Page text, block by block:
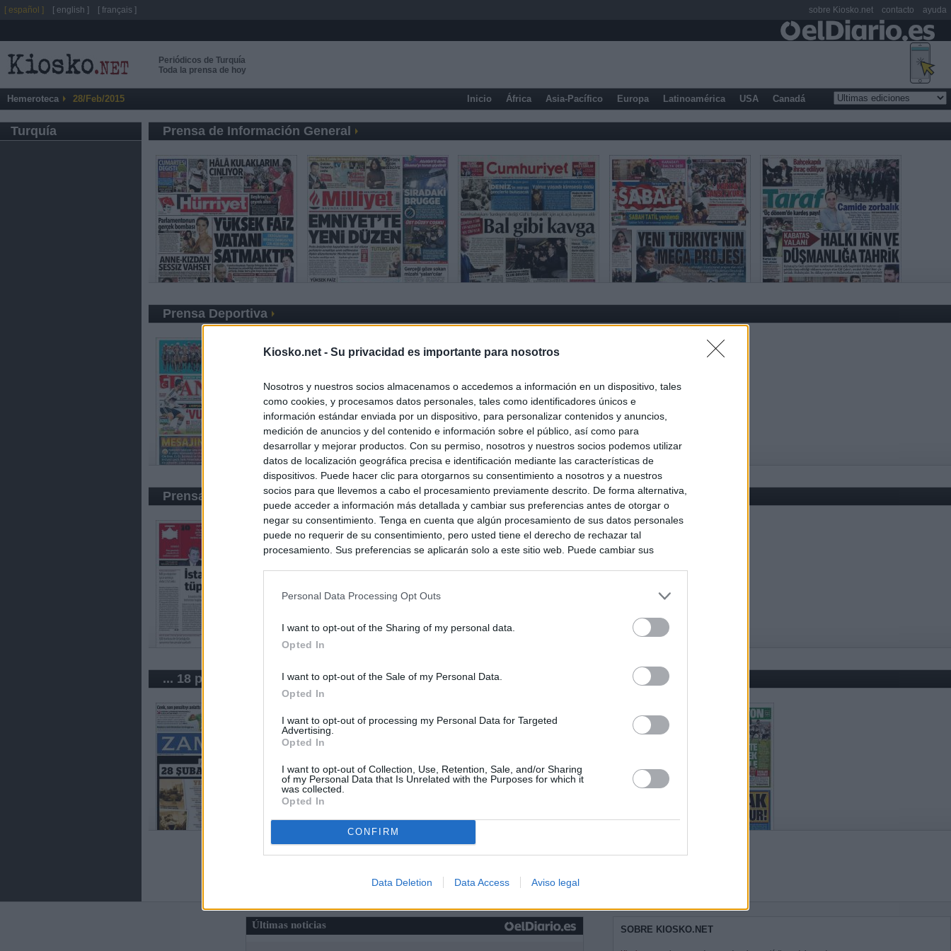
Kiosko.net - Su privacidad es importante para nosotros
Nosotros y nuestros socios almacenamos o accedemos a información en un dispositivo, tales
como cookies, y procesamos datos personales, tales como identificadores únicos e
información estándar enviada por un dispositivo, para personalizar contenidos y anuncios,
medición de anuncios y del contenido e información sobre el público, así como para
desarrollar y mejorar productos. Con su permiso, nosotros y nuestros socios podemos utilizar
datos de localización geográfica precisa e identificación mediante las características de
dispositivos. Puede hacer clic para otorgarnos su consentimiento a nosotros y a nuestros
socios para que llevemos a cabo el procesamiento previamente descrito. De forma alternativa,
puede acceder a información más detallada y cambiar sus preferencias antes de otorgar o
negar su consentimiento. Tenga en cuenta que algún procesamiento de sus datos personales
puede no requerir de su consentimiento, pero usted tiene el derecho de rechazar tal
procesamiento. Sus preferencias se aplicarán solo a este sitio web. Puede cambiar sus
Personal Data Processing Opt Outs
I want to opt-out of the Sharing of my personal data.
Opted In
I want to opt-out of the Sale of my Personal Data.
Opted In
I want to opt-out of processing my Personal Data for Targeted
Advertising.
Opted In
I want to opt-out of Collection, Use, Retention, Sale, and/or Sharing
of my Personal Data that Is Unrelated with the Purposes for which it
was collected.
Opted In
CONFIRM
Data Deletion Data Access Aviso legal
Periódicos de Turquía
Toda la prensa de hoy
Hemeroteca 28/Feb/2015 Inicio África Asia-Pacífico Europa Latinoamérica USA Canadá
Turquía Prensa de Información General
Prensa Deportiva
Prensa Económica
... 18 periódicos de Turquía
Últimas noticias SOBRE KIOSKO.NET
[ español ] [ english ] [ français ] sobre Kiosko.net contacto ayuda